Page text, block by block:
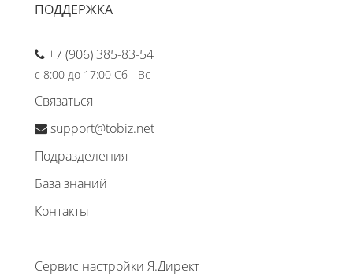
ПОДДЕРЖКА
+7 (906) 385-83-54
с 8:00 до 17:00 Сб - Вс
Связаться
support@tobiz.net
Подразделения
База знаний
Контакты
Сервис настройки Я.Директ